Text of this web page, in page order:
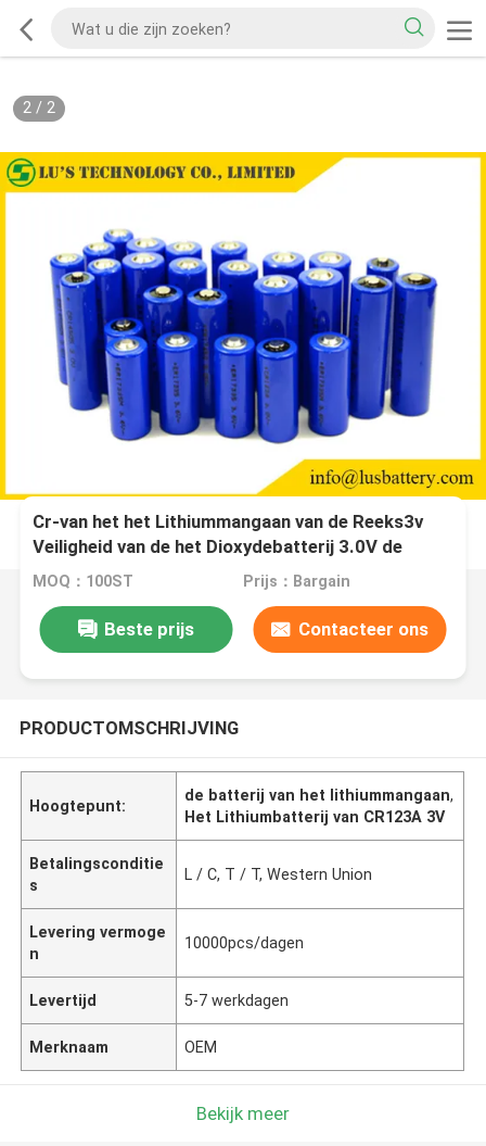
2/ 2
Cr-van het het Lithiummangaan van de Reeks3v
Veiligheid van de het Dioxydebatterij 3.0V de
batterijen van de de Hoge Energiedichtheid
MOQ：100ST Prijs：Bargain
Beste prijs Contacteer ons
PRODUCTOMSCHRIJVING
Hoogtepunt:
de batterij van het lithiummangaan,
Het Lithiumbatterij van CR123A 3V
Betalingsconditie
s
L / C, T / T, Western Union
Levering vermoge
n
10000pcs/dagen
Levertijd 5-7 werkdagen
Merknaam OEM
Bekijk meer